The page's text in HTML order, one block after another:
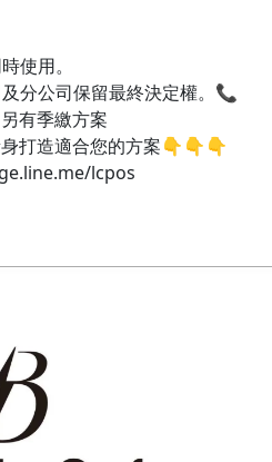
使用。
分公司保留最終決定權。📞
有季繳方案
打造適合您的方案👇👇👇​
lcpos